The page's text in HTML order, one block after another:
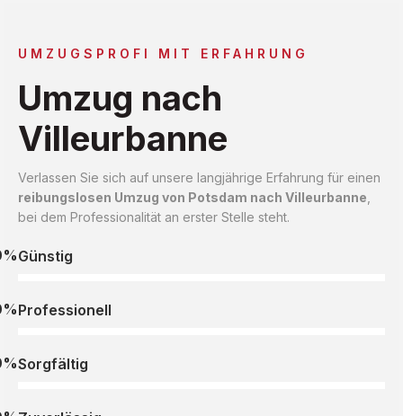
UMZUGSPROFI MIT ERFAHRUNG
Umzug nach
Villeurbanne
Verlassen Sie sich auf unsere langjährige Erfahrung für einen
reibungslosen Umzug von Potsdam nach Villeurbanne
bei dem Professionalität an erster Stelle steht.
Günstig
Professionell
Sorgfältig